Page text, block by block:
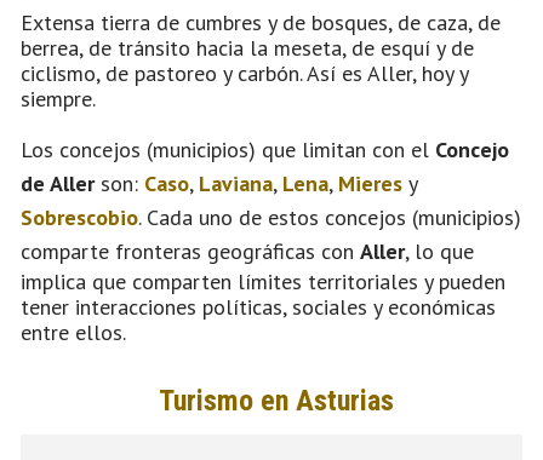
Extensa tierra de cumbres y de bosques, de caza, de
berrea, de tránsito hacia la meseta, de esquí y de
ciclismo, de pastoreo y carbón. Así es Aller, hoy y
siempre.
Los concejos (municipios) que limitan con el Concejo
de Allerson: Caso, Laviana, Lena, Mieres y
Sobrescobio. Cada uno de estos concejos (municipios)
comparte fronteras geográficas con Aller, lo que
implica que comparten límites territoriales y pueden
tener interacciones políticas, sociales y económicas
entre ellos.